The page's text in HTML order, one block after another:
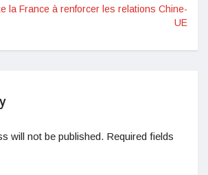
la France à renforcer les relations Chine-
UE
will not be published. Required fields